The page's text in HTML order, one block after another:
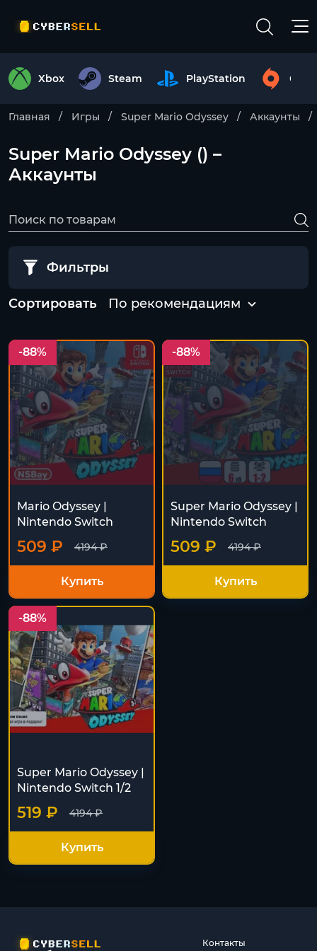
Xbox Steam PlayStation
Главная Игры Super Mario Odyssey Аккаунты
Super Mario Odyssey () –
Аккаунты
Фильтры
Сортировать По рекомендациям
-88%
Mario Odyssey |
Nintendo Switch
4194 ₽
509 ₽
Купить
-88%
Super Mario Odyssey |
Nintendo Switch
4194 ₽
509 ₽
Купить
-88%
Super Mario Odyssey |
Nintendo Switch 1/2
4194 ₽
519 ₽
Купить
Контакты